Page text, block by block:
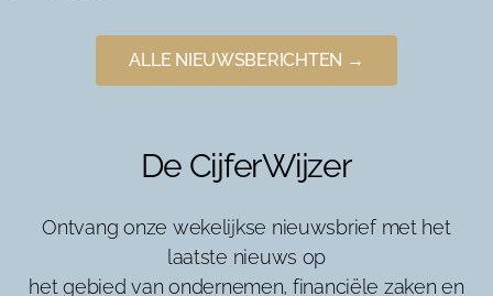
ALLE NIEUWSBERICHTEN →
De CijferWijzer
Ontvang onze wekelijkse nieuwsbrief met het
laatste nieuws op
het gebied van ondernemen, financiële zaken en